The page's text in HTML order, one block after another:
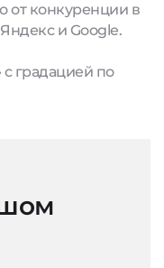
от конкуренции в
и Google.
градацией по